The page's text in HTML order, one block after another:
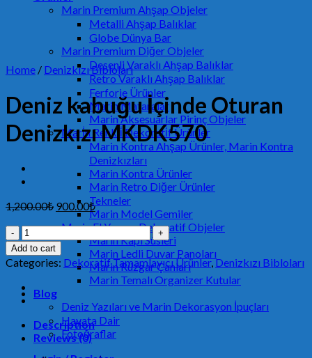
Marin Premium Ahşap Objeler
Metalli Ahşap Balıklar
Globe Dünya Bar
Marin Premium Diğer Objeler
Desenli Varaklı Ahşap Balıklar
Retro Varaklı Ahşap Balıklar
Ferforje Ürünler
Marin Mataralar
Marin Aksesuarlar Pirinç Objeler
Mari̇n Renkli̇ Dekorati̇f Ürünler
Marin Kontra Ahşap Ürünler, Marin Kontra
Denizkızları
Marin Kontra Ürünler
Marin Retro Diğer Ürünler
Tekneler
Marin Model Gemiler
Marin El Yapımı Dekoratif Objeler
Marin Kapı Süsleri
Marin Ledli Duvar Panoları
Marin Rüzgar Çanları
Marin Temalı Organizer Kutular
Blog
Deniz Yazıları ve Marin Dekorasyon İpuçları
Hayata Dair
Fotoğraflar
Home / Denizkızı Bibloları
Deniz kabuğu İçinde Oturan
Denizkızı MKDK570
1,200.00₺ 900.00₺
Deniz
kabuğu
İçinde
Oturan
Denizkızı
MKDK570
quantity
Add to cart
Categories: Dekoratif Tamamlayıcı Ürünler,Denizkızı Bibloları
Description
Reviews (0)